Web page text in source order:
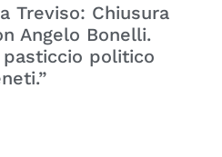
Treviso: Chiusura
Angelo Bonelli.
politico